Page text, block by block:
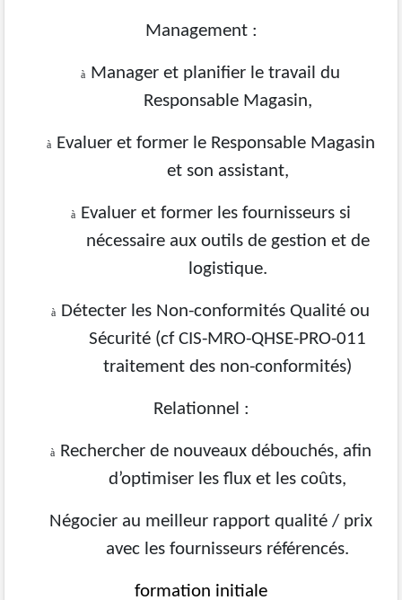
Management :
à
Manager et planifier le travail du
Responsable Magasin,
à
Evaluer et former le Responsable Magasin
et son assistant,
à
Evaluer et former les fournisseurs si
nécessaire aux outils de gestion et de
logistique.
à
Détecter les Non-conformités Qualité ou
Sécurité (cf CIS-MRO-QHSE-PRO-011
traitement des non-conformités)
Relationnel :
à
Rechercher de nouveaux débouchés, afin
d’optimiser les flux et les coûts,
Négocier au meilleur rapport qualité / prix
avec les fournisseurs référencés.
formation initiale